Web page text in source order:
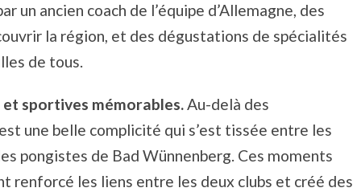
un ancien coach de l’équipe d’Allemagne, des
la région, et des dégustations de spécialités
de tous.
sportives mémorables.Au-delà des
une belle complicité qui s’est tissée entre les
pongistes de Bad Wünnenberg. Ces moments
renforcé les liens entre les deux clubs et créé des